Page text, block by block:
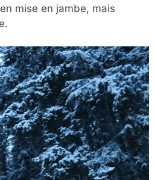
mise en jambe, mais